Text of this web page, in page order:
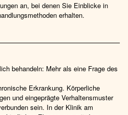
an, bei denen Sie Einblicke in
erhalten.
behandeln: Mehr als eine Frage des
Erkrankung. Körperliche
und eingeprägte Verhaltensmuster
sein. In der Klinik am